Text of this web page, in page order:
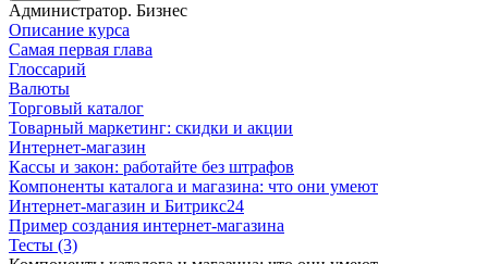
Администратор. Бизнес
Описание курса
Самая первая глава
Глоссарий
Валюты
Торговый каталог
Товарный маркетинг: скидки и акции
Интернет-магазин
Кассы и закон: работайте без штрафов
Компоненты каталога и магазина: что они умеют
Интернет-магазин и Битрикс24
Пример создания интернет-магазина
Тесты (3)